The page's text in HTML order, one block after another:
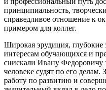
принципиальность,
справедливое отношение к
примером для коллег.
Широкая эрудиция, глубокие
интересам обучающихся и
снискали Ивану Федоровичу
человеке судят по его
работу по развитию и